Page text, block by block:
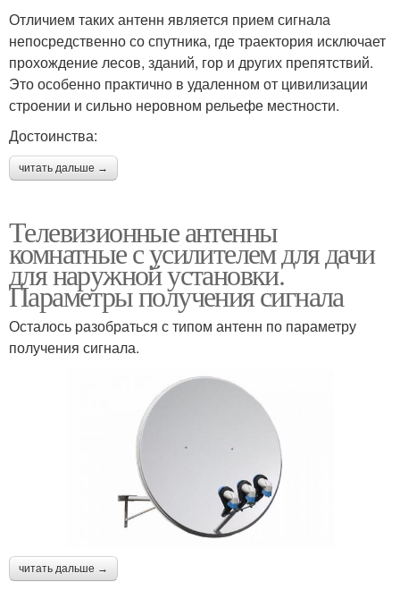
Отличием таких антенн является прием сигнала
непосредственно со спутника, где траектория исключает
прохождение лесов, зданий, гор и других препятствий.
Это особенно практично в удаленном от цивилизации
строении и сильно неровном рельефе местности.
Достоинства:
читать дальше →
Телевизионные антенны
комнатные с усилителем для дачи
для наружной установки.
Параметры получения сигнала
Осталось разобраться с типом антенн по параметру
получения сигнала.
читать дальше →